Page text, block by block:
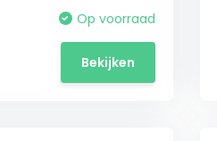
Op voorraad
Bekijken